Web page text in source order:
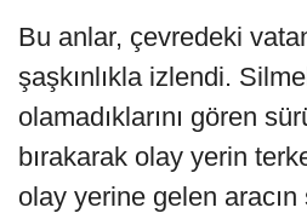
Bu anlar, çevredeki
şaşkınlıkla izlendi.
olamadıklarını gören
bırakarak olay yerin
olay yerine gelen